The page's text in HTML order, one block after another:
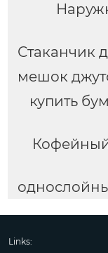
Стаканчик
мешок
купить
Links: